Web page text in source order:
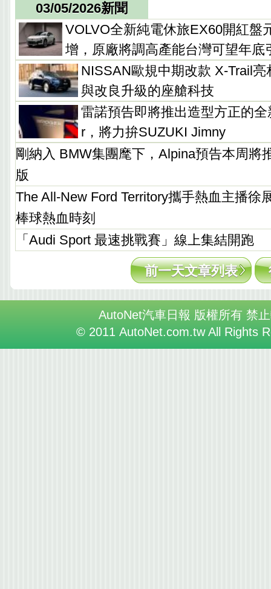
03/05/2026新聞
VOLVO全新純電休旅EX60開紅盤
增，原廠將調高產能台灣可望年底
NISSAN歐規中期改款 X-Trail
與改良升級的座艙科技
雷諾預告即將推出造型方正的
r，將力拚SUZUKI Jimny
剛納入 BMW集團麾下，Alpina預告本周將
版
The All-New Ford Territory攜手熱血主播徐
棒球熱血時刻
「Audi Sport 最速挑戰賽」線上集結開跑
前一天文章列表
AutoNet汽車日報 版權所有 禁
© 2011 AutoNet.com.tw All Rights